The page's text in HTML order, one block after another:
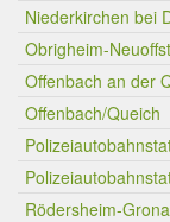
Niederkirchen bei
Obrigheim-
Offenbach an der
Offenbach/Queich
Rödersheim-